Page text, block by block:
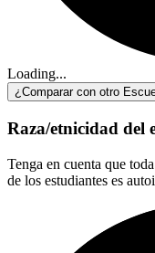
Loading...
¿Comparar con otro
Raza/etnicidad del
Tenga en cuenta que
de los estudiantes es